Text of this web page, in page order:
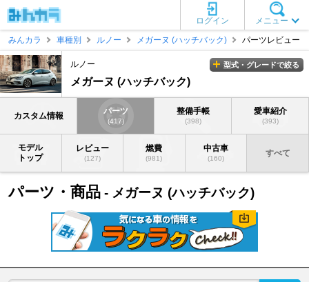
メニュー
ログイン
みんカラ
車種別 ルノー メガーヌ (ハッチバック) パーツレビュー
ルノー
メガーヌ (ハッチバック)
型式・グレードで絞る
カスタム情報 パーツ
(417)
整備手帳
(398)
愛車紹介
(393)
モデル
トップ
レビュー
(127)
燃費
(981)
中古車
(160)
すべて
パーツ・商品 - メガーヌ (ハッチバック)